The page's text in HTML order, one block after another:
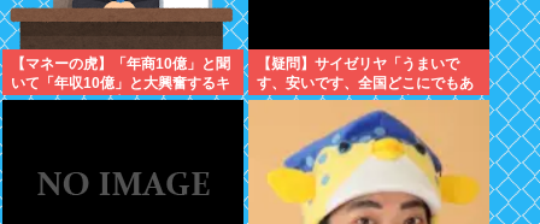
【マネーの虎】「年商10億」と聞
いて「年収10億」と大興奮するキ
ッズに教えたい大人のリアル
【疑問】サイゼリヤ「うまいで
す、安いです、全国どこにでもあ
ります」←こいつの弱点